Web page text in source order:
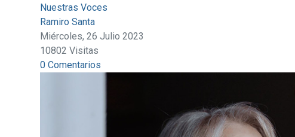
Nuestras Voces
Ramiro Santa
Miércoles, 26 Julio 2023
10802 Visitas
0 Comentarios